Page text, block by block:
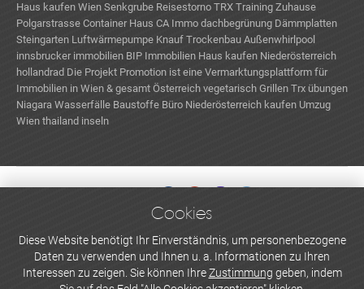
Haus kaufen Wien Senkgrube Reisestorno TRX Training Zuhause
Polgarstrasse Container Haus CA Immo dachbegrünung Dämmplatten
Steingarten Luftwärmepumpe Knauf Trockenbau Außenwhirlpool
innsbrucker immobilien BIP Immobilien Haus kaufen Niederösterreich
hollandrad Die Projekt Promotion ist eine Vermarktungsplattform für
Immobilien in Wien & gesamt Österreich vegetarisch Grillen Trx übungen
Niagara Wasserfälle Baustoffe Büro Niederösterreich kaufen Umzug
Wien thailand inseln
WERBEN UND INSERIEREN
Newsletter abonnieren
Cookies
Diese Website benötigt Ihr Einverständnis, um personenbezogene
Daten zu verwenden und Ihnen u. a. Informationen zu Ihren
Interessen zu zeigen. Sie können IhreZustimmung geben, indem